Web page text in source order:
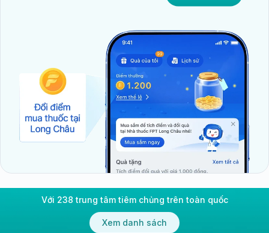
Với 238 trung tâm tiêm chủng trên toàn quốc
Xem danh sách